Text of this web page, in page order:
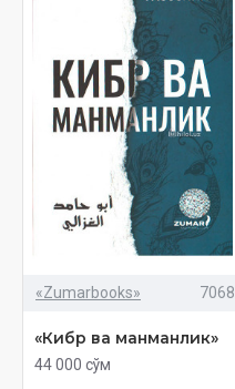
«Zumarbooks» 7068
«Кибр ва манманлик»
44 000 сўм